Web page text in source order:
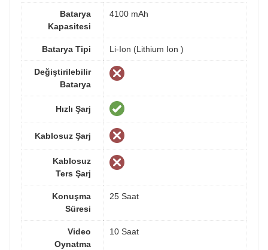
Batarya
Kapasitesi
4100 mAh
Batarya Tipi Li-Ion (Lithium Ion )
Değiştirilebilir
Batarya
Hızlı Şarj
Kablosuz Şarj
Kablosuz
Ters Şarj
Konuşma
Süresi
25 Saat
Video
Oynatma
10 Saat